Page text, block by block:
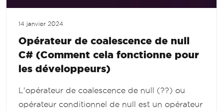
14 janvier 2024
Opérateur de coalescence de null
C# (Comment cela fonctionne pour
les développeurs)
L'opérateur de coalescence de null (??) ou
opérateur conditionnel de null est un opérateur